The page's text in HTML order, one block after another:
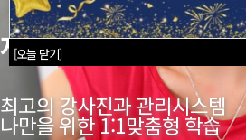
[오늘 닫기]
자신감 있는 영어의 시작
최고의 강사진과 관리시스템
나만을 위한 1:1맞춤형 학습